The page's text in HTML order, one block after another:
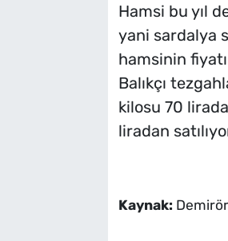
Hamsi bu yıl
yani sardalya
hamsinin
Balıkçı
kilosu 70
liradan
Kaynak: